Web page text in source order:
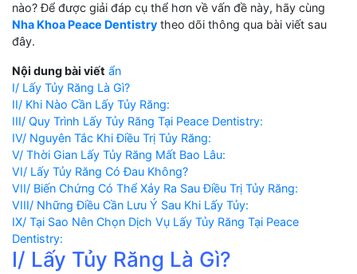
nào? Để được giải đáp cụ thể hơn về vấn đề này, hãy cùng
Nha Khoa Peace Dentistry theo dõi thông qua bài viết sau
đây.
Nội dung bài viết ẩn
I/ Lấy Tủy Răng Là Gì?
II/ Khi Nào Cần Lấy Tủy Răng:
III/ Quy Trình Lấy Tủy Răng Tại Peace Dentistry:
IV/ Nguyên Tắc Khi Điều Trị Tủy Răng:
V/ Thời Gian Lấy Tủy Răng Mất Bao Lâu:
VI/ Lấy Tủy Răng Có Đau Không?
VII/ Biến Chứng Có Thể Xảy Ra Sau Điều Trị Tủy Răng:
VIII/ Những Điều Cần Lưu Ý Sau Khi Lấy Tủy:
IX/ Tại Sao Nên Chọn Dịch Vụ Lấy Tủy Răng Tại Peace
Dentistry:
I/ Lấy Tủy Răng Là Gì?